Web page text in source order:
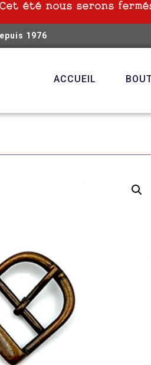
Cet été nous serons
1976
ACCUEIL